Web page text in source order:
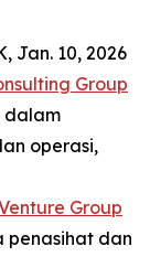
Jan. 10, 2026
Group
dalam
operasi,
Group
penasihat dan